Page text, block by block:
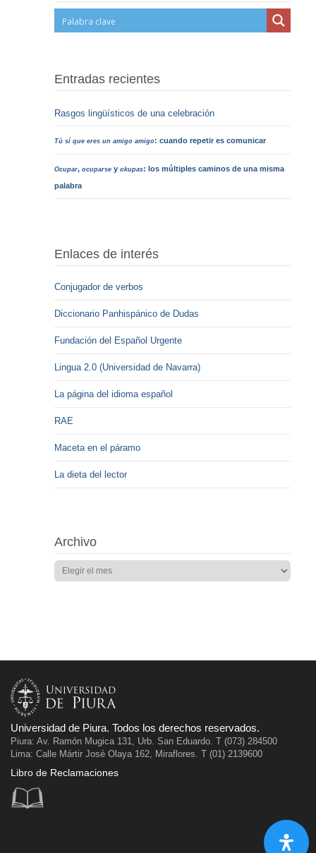
Entradas recientes
Rasgos lingüísticos de una celebración
Tú sí que eres un amigo amigo: cuando repetir es comunicar
Ocupar,ocuparse yokupas: los múltiples caminos de una misma
palabra
Enlaces de interés
Conjugador de verbos
Diccionario Panhispánico de Dudas
Fundación del Español Urgente
Lingua 2.0 (Universidad de Navarra)
La página del idioma español
RAE
Maceta en el páramo
La dieta del lector
Archivo
Universidad de Piura. Todos los derechos reservados.
Piura: Av. Ramón Mugica 131, Urb. San Eduardo. T (073) 284500
Lima: Calle Mártir José Olaya 162, Miraflores. T (01) 2139600
Libro de Reclamaciones